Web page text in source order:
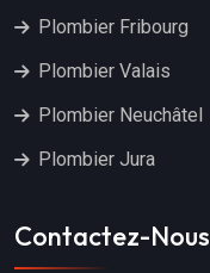
Plombier Fribourg
Plombier Valais
Plombier Neuchâtel
Plombier Jura
Contactez-Nous